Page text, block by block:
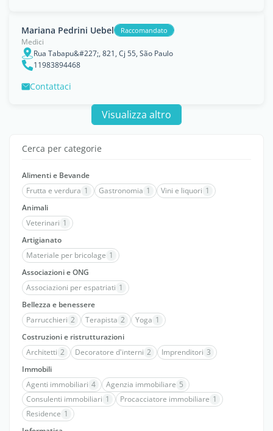
Mariana Pedrini Uebel Raccomandato
Medici
Rua Tabapu&#227;, 821, Cj 55, São Paulo
11983894468
Contattaci
Visualizza altro
Cerca per categorie
Alimenti e Bevande
Frutta e verdura 1 Gastronomia 1 Vini e liquori 1
Animali
Veterinari 1
Artigianato
Materiale per bricolage 1
Associazioni e ONG
Associazioni per espatriati 1
Bellezza e benessere
Parrucchieri 2 Terapista 2 Yoga 1
Costruzioni e ristrutturazioni
Architetti 2 Decoratore d'interni 2 Imprenditori 3
Immobili
Agenti immobiliari 4 Agenzia immobiliare 5
Consulenti immobiliari 1 Procacciatore immobiliare 1
Residence 1